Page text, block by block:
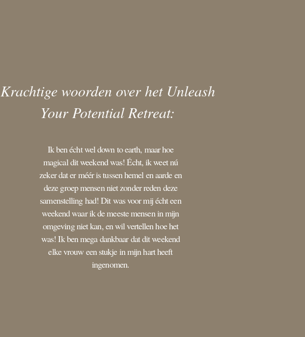
Krachtige woorden over het Unleash
Your Potential Retreat:
Ik ben écht wel down to earth, maar hoe
magical dit weekend was! Écht, ik weet nú
zeker dat er méér is tussen hemel en aarde en
deze groep mensen niet zonder reden deze
samenstelling had! Dit was voor mij écht een
weekend waar ik de meeste mensen in mijn
omgeving niet kan, en wil vertellen hoe het
was! Ik ben mega dankbaar dat dit weekend
elke vrouw een stukje in mijn hart heeft
ingenomen.